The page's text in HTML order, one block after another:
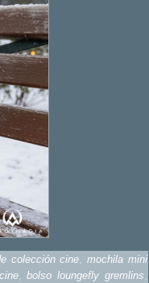
colección cine, mochila mini
,bolso loungefly gremlins,